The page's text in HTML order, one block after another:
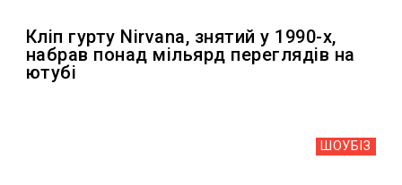
Кліп гурту Nirvana, знятий у 1990-х,
набрав понад мільярд переглядів на
ютубі
ШОУБIЗ